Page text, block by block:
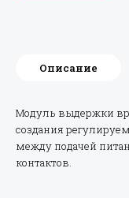
Описание
Модуль выдержки
создания
между подачей
контактов.